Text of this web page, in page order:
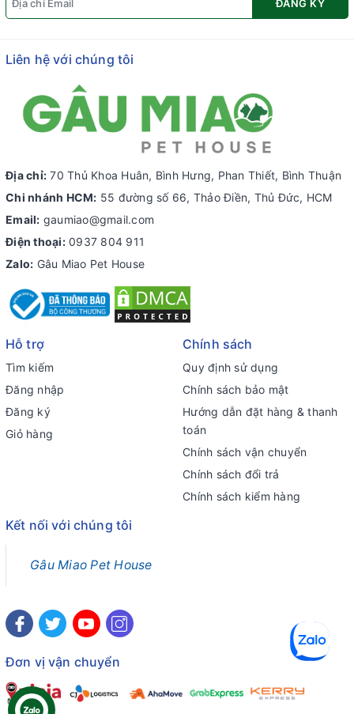
ĐĂNG KÝ
Liên hệ với chúng tôi
Địa chỉ: 70 Thủ Khoa Huân, Bình Hưng, Phan Thiết, Bình Thuận
Chi nhánh HCM: 55 đường số 66, Thảo Điền, Thủ Đức, HCM
Email: gaumiao@gmail.com
Điện thoại: 0937 804 911
Zalo: Gâu Miao Pet House
Hỗ trợ
Tìm kiếm
Đăng nhập
Đăng ký
Giỏ hàng
Chính sách
Quy định sử dụng
Chính sách bảo mật
Hướng dẫn đặt hàng & thanh
toán
Chính sách vận chuyển
Chính sách đổi trả
Chính sách kiểm hàng
Kết nối với chúng tôi
Gâu Miao Pet House
Đơn vị vận chuyển